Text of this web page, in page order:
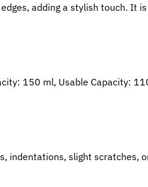
adding a stylish touch. It
150 ml, Usable Capacity:
indentations, slight scratches,